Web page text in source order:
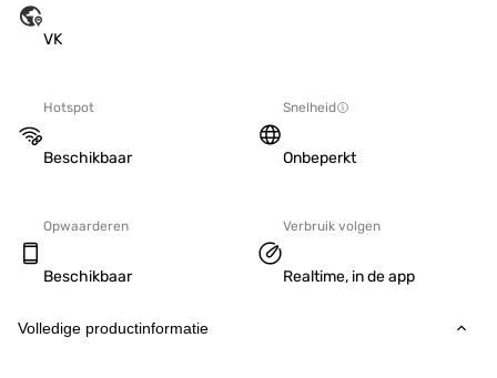
VK
Hotspot
Beschikbaar
Snelheid
Onbeperkt
Opwaarderen
Beschikbaar
Verbruik volgen
Realtime, in de app
Volledige productinformatie